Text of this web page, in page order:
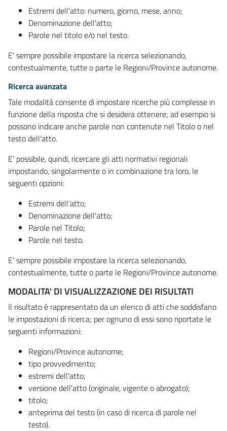
Estremi dell'atto: numero, giorno, mese, anno;
Denominazione dell'atto;
Parole nel titolo e/o nel testo.
E' sempre possibile impostare la ricerca selezionando,
contestualmente, tutte o parte le Regioni/Province autonome.
Ricerca avanzata
Tale modalità consente di impostare ricerche più complesse in
funzione della risposta che si desidera ottenere; ad esempio si
possono indicare anche parole non contenute nel Titolo o nel
testo dell'atto.
E' possibile, quindi, ricercare gli atti normativi regionali
impostando, singolarmente o in combinazione tra loro, le
seguenti opzioni:
Estremi dell'atto;
Denominazione dell'atto;
Parole nel Titolo;
Parole nel testo.
E' sempre possibile impostare la ricerca selezionando,
contestualmente, tutte o parte le Regioni/Province autonome.
MODALITA' DI VISUALIZZAZIONE DEI RISULTATI
Il risultato è rappresentato da un elenco di atti che soddisfano
le impostazioni di ricerca; per ognuno di essi sono riportate le
seguenti informazioni:
Regioni/Province autonome;
tipo provvedimento;
estremi dell'atto;
versione dell'atto (originale, vigente o abrogato);
titolo;
anteprima del testo (in caso di ricerca di parole nel
testo).